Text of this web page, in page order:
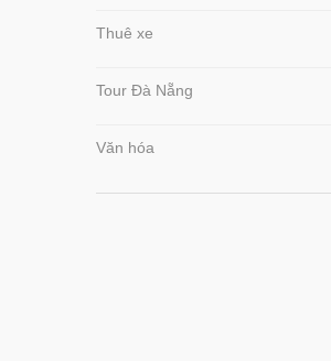
Thuê xe
Tour Đà Nẵng
Văn hóa